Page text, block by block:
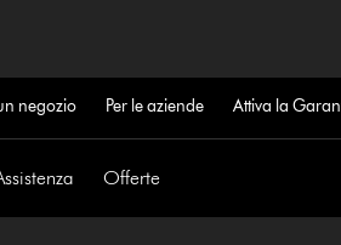
negozio Per le aziende Attiva la
Offerte